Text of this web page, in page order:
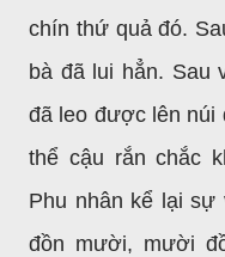
chín thứ quả đó.
bà đã lui hẳn. Sau
đã leo được lên núi
thể cậu rắn chắc
Phu nhân kể lại sự
đồn mười, mười